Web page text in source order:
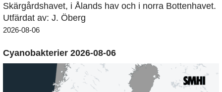
Skärgårdshavet, i Ålands hav och i norra Bottenhavet.
Utfärdat av: J. Öberg
2026-08-06
Cyanobakterier 2026-08-06